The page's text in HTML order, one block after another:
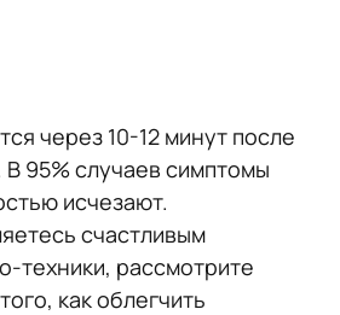
через 10-12 минут после
95% случаев симптомы
исчезают.
счастливым
техники, рассмотрите
как облегчить